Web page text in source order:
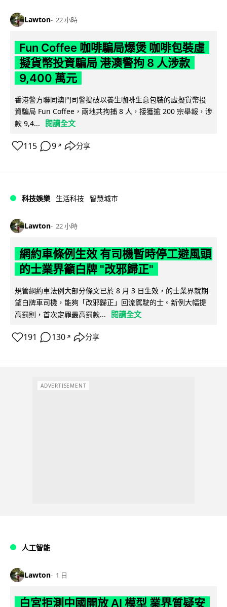
Lawton 22 小時
Fun Coffee 咖啡騙局爆煲 咖啡包裝虛
擬貨幣投資騙局 港澳警拘 8 人涉款
9,400 萬元
香港警方聯同澳門司警搗破以養生咖啡生意包裝的虛擬貨幣投
資騙局 Fun Coffee，兩地共拘捕 8 人，接獲逾 200 宗舉報，涉
款 9,4...
閱讀全文
115 9 ↗ 分享
科技娛樂 生活科技 智慧城市
Lawton 22 小時
網約車條例生效 有司機暫時停工避風頭
的士業界籲白牌 "改邪歸正"
規管網約車法例大部分條文已於 8 月 3 日生效，的士業界就期
望白牌車司機，能夠「改邪歸正」回流駕駛的士。新例大幅提
高罰則，首次定罪最高罰款...
閱讀全文
191 130 ↗ 分享
ADVERTISEMENT
人工智能
Lawton 1 日
白宮拒測中國開放 AI 模型 業界質疑安